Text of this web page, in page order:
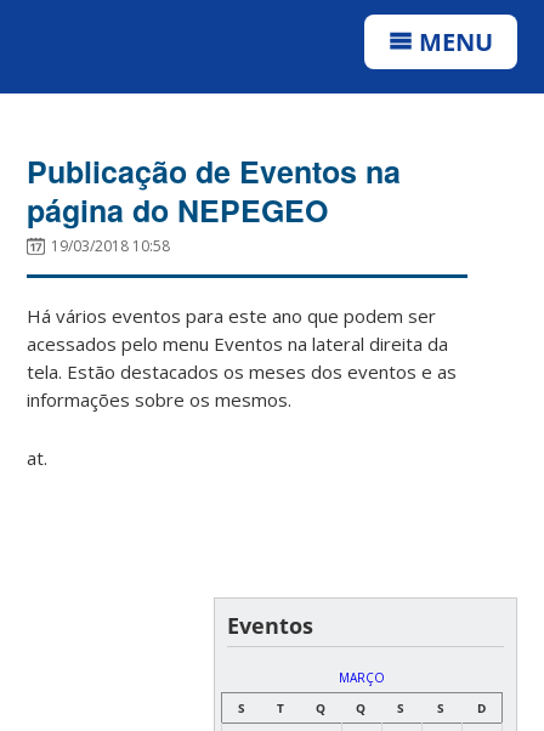
MENU
Publicação de Eventos na
página do NEPEGEO
19/03/2018 10:58
Há vários eventos para este ano que podem ser
acessados pelo menu Eventos na lateral direita da
tela. Estão destacados os meses dos eventos e as
informações sobre os mesmos.
at.
Eventos
MARÇO
S
T Q Q S S D